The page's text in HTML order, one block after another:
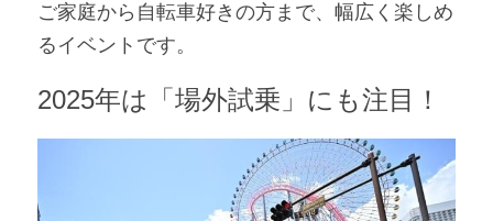
ご家庭から自転車好きの方まで、幅広く楽しめ
るイベントです。
2025年は「場外試乗」にも注目！